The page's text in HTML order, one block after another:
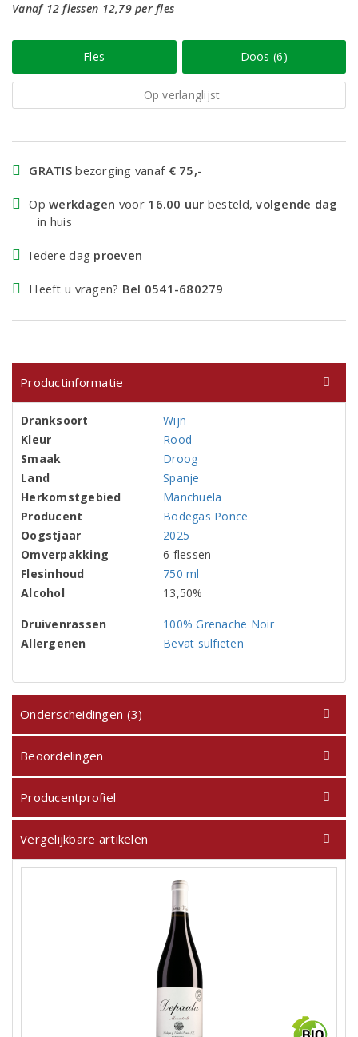
Vanaf 12 flessen 12,79 per fles
Fles Doos (6)
Op verlanglijst
GRATIS bezorging vanaf € 75,-
Opwerkdagen voor 16.00 uur besteld,volgende dag
in huis
Iedere dag proeven
Heeft u vragen? Bel 0541-680279
Productinformatie
Dranksoort
Wijn
Kleur
Rood
Smaak
Droog
Land
Spanje
Herkomstgebied
Manchuela
Producent
Bodegas Ponce
Oogstjaar
2025
Omverpakking
6 flessen
Flesinhoud
750 ml
Alcohol
13,50%
Druivenrassen
100% Grenache Noir
Allergenen
Bevat sulfieten
Onderscheidingen (3)
Beoordelingen
Producentprofiel
Vergelijkbare artikelen